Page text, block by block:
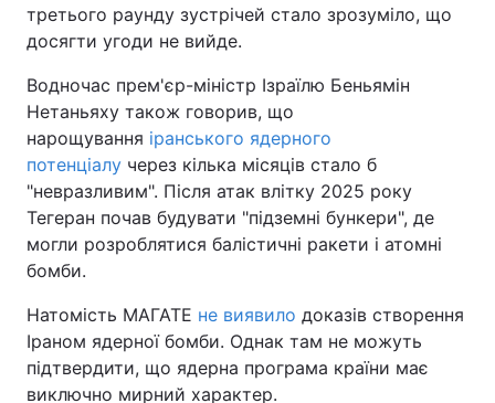
третього раунду зустрічей стало зрозуміло, що
досягти угоди не вийде.
Водночас прем'єр-міністр Ізраїлю Беньямін
Нетаньяху також говорив, що
нарощування іранського ядерного
потенціалу через кілька місяців стало б
"невразливим". Після атак влітку 2025 року
Тегеран почав будувати "підземні бункери", де
могли розроблятися балістичні ракети і атомні
бомби.
Натомість МАГАТЕ не виявило доказів створення
Іраном ядерної бомби. Однак там не можуть
підтвердити, що ядерна програма країни має
виключно мирний характер.